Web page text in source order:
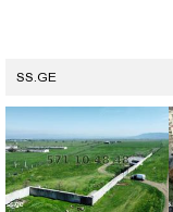
SS.GE